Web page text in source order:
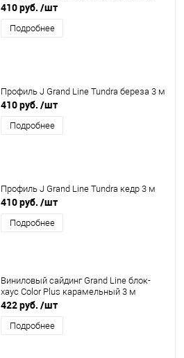
410 руб. /шт
Подробнее
Профиль J Grand Line Tundra береза 3 м
410 руб. /шт
Подробнее
Профиль J Grand Line Tundra кедр 3 м
410 руб. /шт
Подробнее
Виниловый сайдинг Grand Line блок-
хаус Color Plus карамельный 3 м
422 руб. /шт
Подробнее